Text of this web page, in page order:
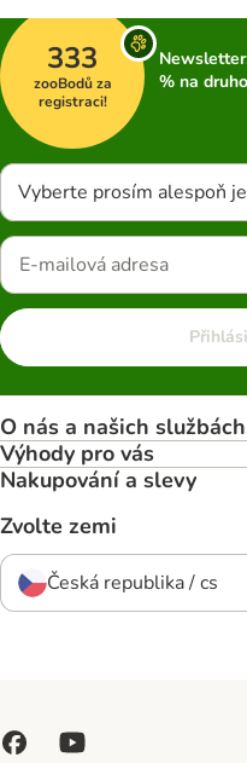
333
zooBodů za
registraci!
% na
Vyberte prosím alespoň
O nás a našich službách
Výhody pro vás
Nakupování a slevy
Zvolte zemi
Česká republika / cs